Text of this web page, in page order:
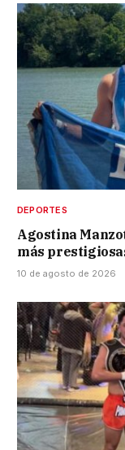
DEPORTES
Agostina
más
10 de agosto de 2026